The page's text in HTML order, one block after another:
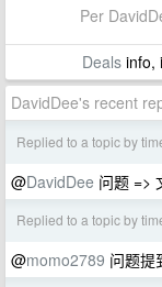
Per
Dealsinfo,
DavidDee's recent
Replied to a topic by
@DavidDee 问题 =>
Replied to a topic by
@momo2789 问题提